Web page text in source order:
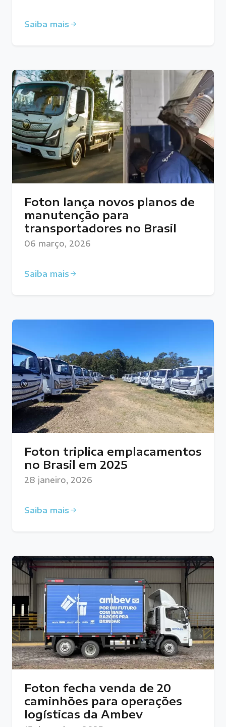
Saiba mais
Foton lança novos planos de
manutenção para
transportadores no Brasil
06 março, 2026
Saiba mais
Foton triplica emplacamentos
no Brasil em 2025
28 janeiro, 2026
Saiba mais
Foton fecha venda de 20
caminhões para operações
logísticas da Ambev